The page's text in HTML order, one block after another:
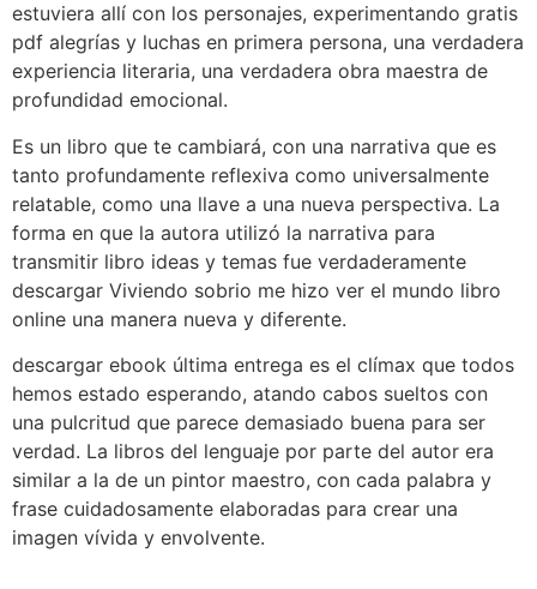
estuviera allí con los personajes, experimentando gratis
pdf alegrías y luchas en primera persona, una verdadera
experiencia literaria, una verdadera obra maestra de
profundidad emocional.
Es un libro que te cambiará, con una narrativa que es
tanto profundamente reflexiva como universalmente
relatable, como una llave a una nueva perspectiva. La
forma en que la autora utilizó la narrativa para
transmitir libro ideas y temas fue verdaderamente
descargar Viviendo sobrio me hizo ver el mundo libro
online​ una manera nueva y diferente.
descargar ebook última entrega es el clímax que todos
hemos estado esperando, atando cabos sueltos con
una pulcritud que parece demasiado buena para ser
verdad. La libros del lenguaje por parte del autor era
similar a la de un pintor maestro, con cada palabra y
frase cuidadosamente elaboradas para crear una
imagen vívida y envolvente.